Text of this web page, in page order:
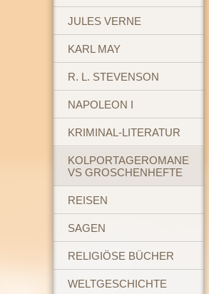
JULES VERNE
KARL MAY
R. L. STEVENSON
NAPOLEON I
KRIMINAL-LITERATUR
KOLPORTAGEROMANE
VS GROSCHENHEFTE
REISEN
SAGEN
RELIGIÖSE BÜCHER
WELTGESCHICHTE